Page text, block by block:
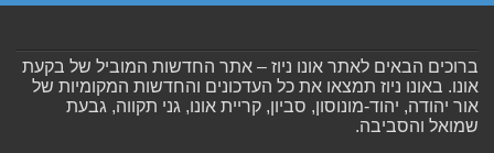
ברוכים הבאים לאתר אונו ניוז – אתר החדשות המוביל של בקעת
אונו. באונו ניוז תמצאו את כל העדכונים והחדשות המקומיות של
אור יהודה, יהוד-מונוסון, סביון, קריית אונו, גני תקווה, גבעת
שמואל והסביבה.